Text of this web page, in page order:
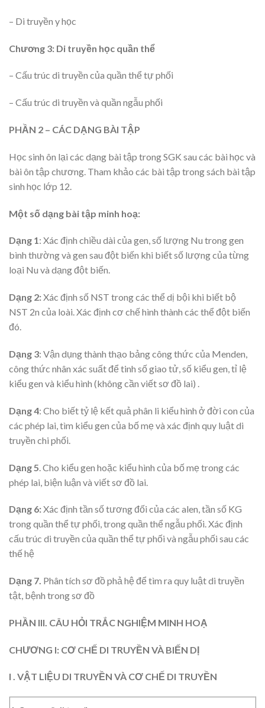
– Di truyền y học
Chương 3: Di truyền học quần thể
– Cấu trúc di truyền của quần thể tự phối
– Cấu trúc di truyền và quần ngẫu phối
PHẦN 2 – CÁC DẠNG BÀI TẬP
Học sinh ôn lại các dạng bài tập trong SGK sau các bài học và
bài ôn tập chương. Tham khảo các bài tập trong sách bài tập
sinh học lớp 12.
Một số dạng bài tập minh hoạ:
Dạng 1: Xác định chiều dài của gen, số lượng Nu trong gen
bình thường và gen sau đột biến khi biết số lượng của từng
loại Nu và dạng đột biến.
Dạng 2:Xác định số NST trong các thể dị bội khi biết bộ
NST 2n của loài. Xác định cơ chế hình thành các thể đột biến
đó.
Dạng 3: Vận dụng thành thạo bảng công thức của Menden,
công thức nhân xác suất để tinh số giao tử, số kiểu gen, tỉ lệ
kiểu gen và kiểu hình (không cần viết sơ đồ lai) .
Dạng 4: Cho biết tỷ lệ kết quả phân li kiểu hình ở đời con của
các phép lai, tìm kiểu gen của bố mẹ và xác định quy luật di
truyền chi phối.
Dạng 5 . Cho kiểu gen hoặc kiểu hình của bố mẹ trong các
phép lai, biện luận và viết sơ đồ lai.
Dạng 6:Xác định tần số tương đối của các alen, tần số KG
trong quần thể tự phối, trong quần thể ngẫu phối. Xác định
cấu trúc di truyền của quần thể tự phối và ngẫu phối sau các
thế hệ
Dạng 7. Phân tích sơ đồ phả hệ để tìm ra quy luật di truyền
tật, bệnh trong sơ đồ
PHẦN III. CÂU HỎI TRẮC NGHIỆM MINH HOẠ
CHƯƠNG I: CƠ CHẾ DI TRUYỀN VÀ BIẾN DỊ
I . VẬT LIỆU DI TRUYỀN VÀ CƠ CHẾ DI TRUYỀN